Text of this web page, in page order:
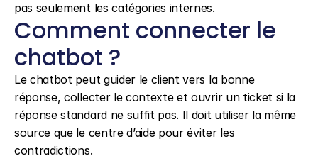
pas seulement les catégories internes.
Comment connecter le
chatbot ?
Le chatbot peut guider le client vers la bonne
réponse, collecter le contexte et ouvrir un ticket si la
réponse standard ne suffit pas. Il doit utiliser la même
source que le centre d’aide pour éviter les
contradictions.